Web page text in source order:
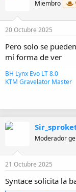
Miembro
20 Octubre 2025
Pero solo se
mí forma de ver
BH Lynx Evo LT 8.0
KTM Gravelator Master
Moderador
21 Octubre 2025
Syntace solicita la